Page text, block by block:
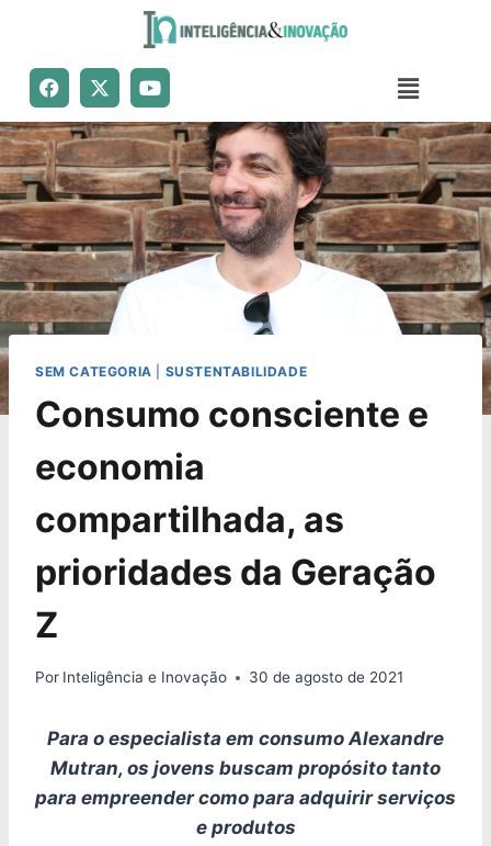
SEM CATEGORIA SUSTENTABILIDADE
Consumo consciente e
economia
compartilhada, as
prioridades da Geração
Z
Por Inteligência e Inovação 30 de agosto de 2021
Para o especialista em consumo Alexandre
Mutran, os jovens buscam propósito tanto
para empreender como para adquirir serviços
e produtos